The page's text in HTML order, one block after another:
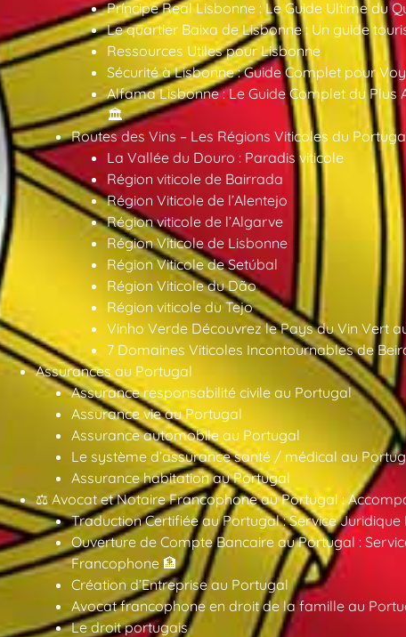
Príncipe Real Lisbonne : Le Guide Ultime du
Le quartier Baixa de Lisbonne : Un guide
Ressources Utiles pour Lisbonne
Sécurité à Lisbonne : Guide Complet pour
Alfama Lisbonne : Le Guide Complet du Plus
🏛️
Routes des Vins – Les Régions Viticoles du
La Vallée du Douro : Paradis viticole
Région viticole de Bairrada
Région Viticole de l’Alentejo
Région viticole de l’Algarve
Région Viticole de Lisbonne
Région Viticole de Setúbal
Région Viticole du Dão
Région viticole du Tejo
Vinho Verde Découvrez le Pays du Vin Vert
7 Domaines Viticoles Incontournables de
Assurances au Portugal
Assurance responsabilité civile au Portugal
Assurance vie au Portugal
Assurance automobile au Portugal
Le système d’assurance santé / médical au
Assurance habitation au Portugal
⚖️ Avocat et Notaire Francophone au Portugal :
Traduction Certifiée au Portugal : Service Juridique
Ouverture de Compte Bancaire au Portugal :
Francophone 🏦
Création d’Entreprise au Portugal
Avocat francophone en droit de la famille au
Le droit portugais